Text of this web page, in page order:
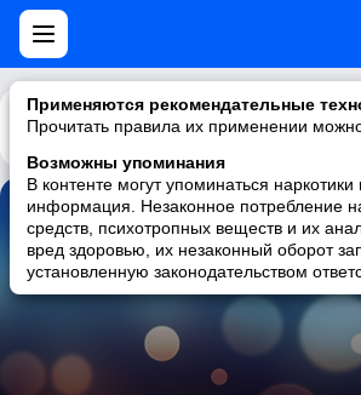
Применяются рекомендательные
Прочитать правила их применении
Возможны упоминания
В контенте могут упоминаться
информация. Незаконное потребление
средств, психотропных веществ и их
вред здоровью, их незаконный оборот
установленную законодательством
Каталог Рекомендации
Mama
Mafik